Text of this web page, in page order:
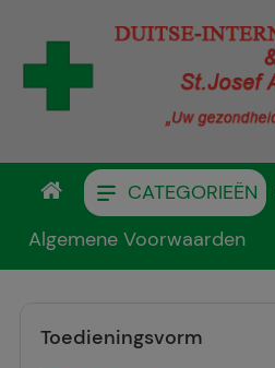
CATEGORIEËN
Algemene Voorwaarden
Toedieningsvorm